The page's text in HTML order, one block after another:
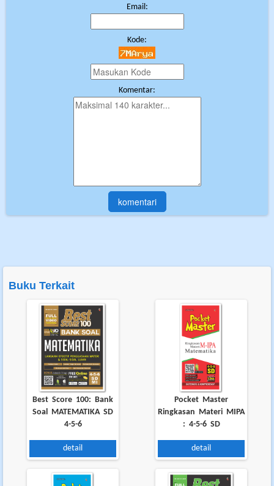
Email:
Kode:
Komentar:
Buku Terkait
Best Score 100: Bank
Soal MATEMATIKA SD
4-5-6
detail
Pocket Master
Ringkasan Materi MIPA
: 4-5-6 SD
detail